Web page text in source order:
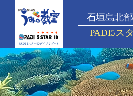
石垣島北
PADI5ス